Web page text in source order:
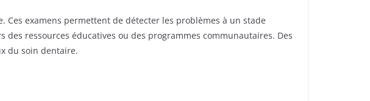
examens permettent de détecter les problèmes à un stade
ressources éducatives ou des programmes communautaires. Des
du soin dentaire.